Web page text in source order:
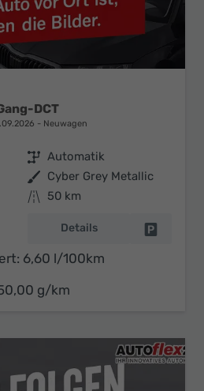
DCT
Neuwagen
Getriebe Automatik
Außenfarbe Cyber Grey Metallic
Kilometerstand 50 km
Details
6,60 l/100km
g/km